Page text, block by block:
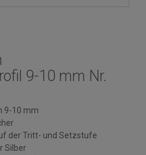
9-10 mm Nr.
9-10 mm
der Tritt- und Setzstufe
Silber